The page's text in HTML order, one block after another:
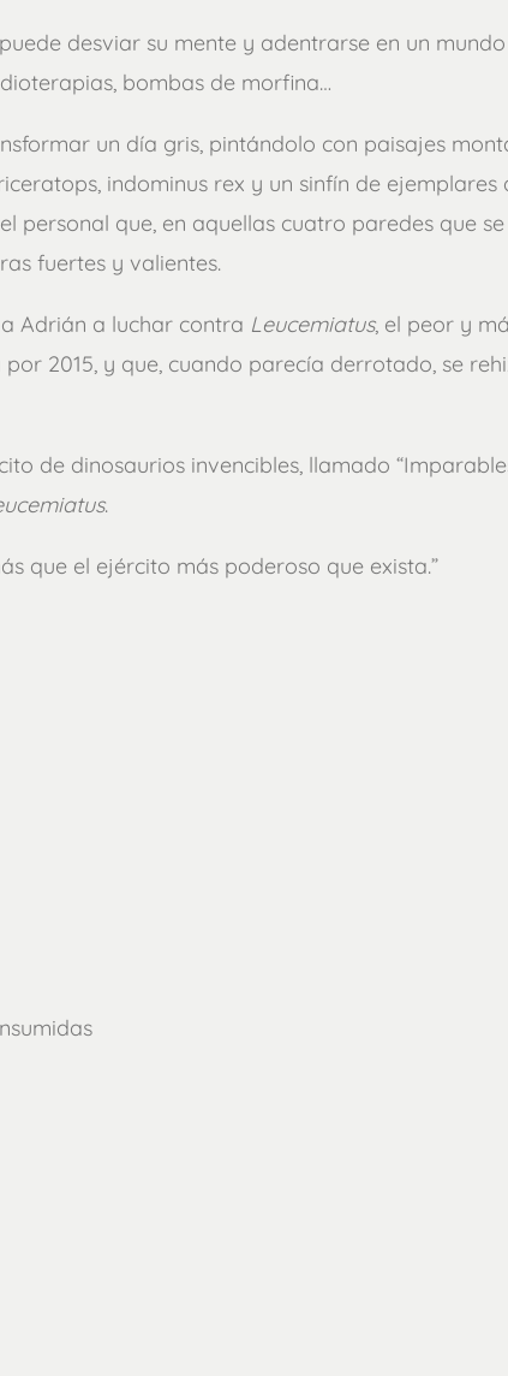
desviar su mente y adentrarse en un
bombas de morfina…
un día gris, pintándolo con paisajes
indominus rex y un sinfín de
personal que, en aquellas cuatro paredes que
fuertes y valientes.
Adrián a luchar contra Leucemiatus, el peor y
2015, y que, cuando parecía derrotado, se
de dinosaurios invencibles, llamado
.
que el ejército más poderoso que exista.”